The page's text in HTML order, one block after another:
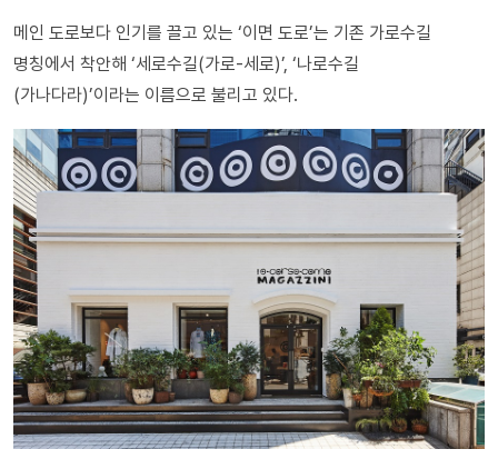
메인 도로보다 인기를 끌고 있는 ‘이면 도로’는 기존 가로수길
명칭에서 착안해 ‘세로수길(가로-세로)’, ‘나로수길
(가나다라)’이라는 이름으로 불리고 있다.